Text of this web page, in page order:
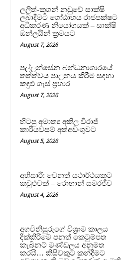
ලලිත්-කූගන් නඩුවේ සාක්ෂි
ලබාදීමට ගෝඨාභය රාජපක්ෂට
අධිකරණ නියෝගයක් – සාක්ෂි
ඔන්ලයින් ක්‍රමයට
August 7, 2026
පල්ලන්සේන බන්ධනාගාරයේ
තත්ත්වය පාලනය කිරීම සඳහා
කඳුළු ගෑස් ප්‍රහාර
August 7, 2026
හිටපු අමාත්‍ය අකිල විරාජ්
කාරියවසම් අත්අඩංගුවට
August 5, 2026
අභිසාරී: වෙනත් යථාර්ථයකට
කවුළුවක් – රොහාන් සමරජීව
August 4, 2026
අගවිනිසුරුගේ විශ්‍රාම කාලය
දික්කිරීමේ පනත් කෙටුම්පත
කැබිනට් මණ්ඩලය අනුමත
කරයි… කිසිවකුට කන්දීමට